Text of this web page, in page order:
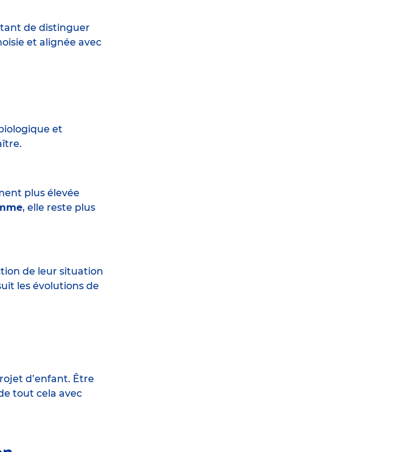
de distinguer
et alignée avec
et
plus élevée
, elle reste plus
de leur situation
les évolutions de
d’enfant. Être
tout cela avec